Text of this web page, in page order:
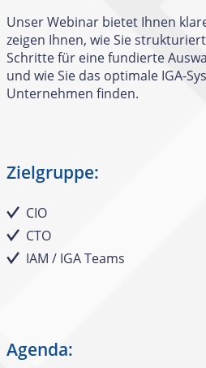
Unser Webinar bietet Ihnen
zeigen Ihnen, wie Sie
Schritte für eine fundierte
und wie Sie das optimale IGA-
Unternehmen finden.
Zielgruppe:
CIO
CTO
IAM / IGA Teams
Agenda: